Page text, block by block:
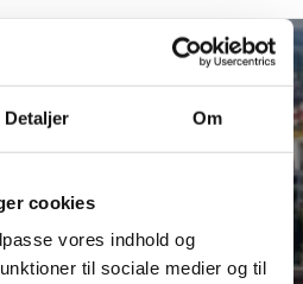
Detaljer Om
cookies
vores indhold og
til sociale medier og til
med